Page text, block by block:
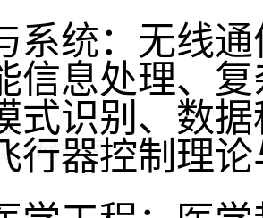
系统：无线
信息处理、
式识别、数
行器控制理